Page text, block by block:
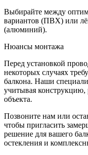
Выбирайте между
вариантов (ПВХ) или
(алюминий).
Нюансы монтажа
Перед установкой
некоторых случаях
балкона. Наши
учитывая конструкцию,
объекта.
Позвоните нам или
чтобы пригласить
решение для вашего
остекления и